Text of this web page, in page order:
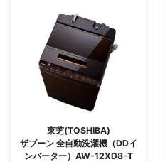
東芝(TOSHIBA)
ザブーン 全自動洗濯機（DDイ
ンバーター）AW-12XD8-T